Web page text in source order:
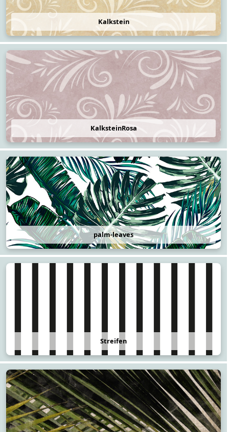
Kalkstein
KalksteinRosa
palm-leaves
Streifen